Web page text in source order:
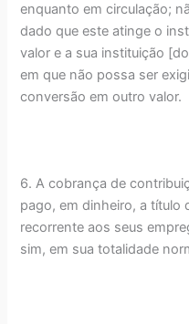
enquanto em circulação;
dado que este atinge o
valor e a sua instituição
em que não possa ser
conversão em outro valor.
6. A cobrança de
pago, em dinheiro, a título
recorrente aos seus
sim, em sua totalidade